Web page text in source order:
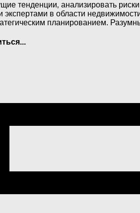
тенденции‚ анализировать
в области
планированием.